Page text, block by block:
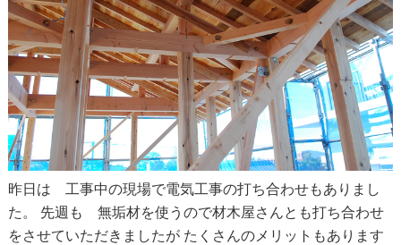
昨日は 工事中の現場で電気工事の打ち合わせもありまし
た。
先週も 無垢材を使うので材木屋さんとも打ち合わせ
をさせていただきましたがたくさんのメリットもあります